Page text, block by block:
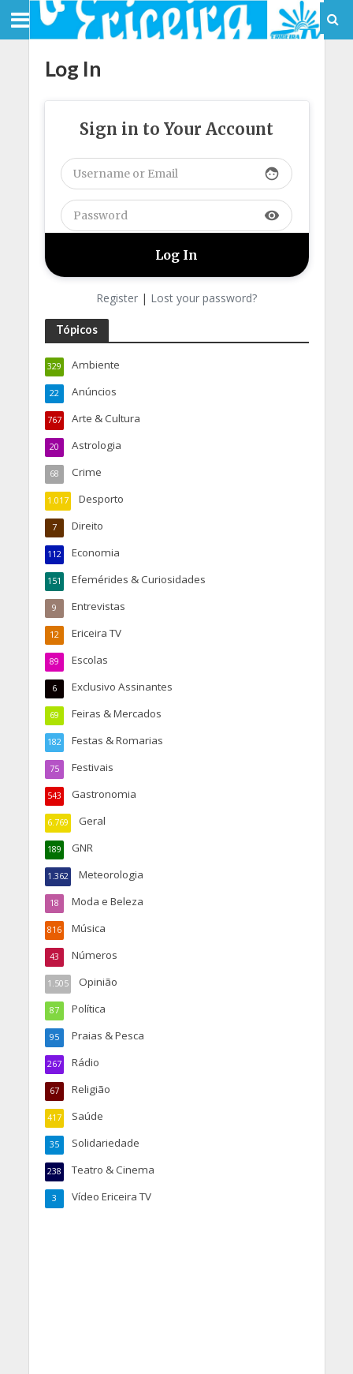
Log In
Sign in to Your Account
face
visibility
Register | Lost your password?
Tópicos
Ambiente
329
Anúncios
22
Arte & Cultura
767
Astrologia
20
Crime
68
Desporto
1.017
Direito
7
Economia
112
Efemérides & Curiosidades
151
Entrevistas
9
Ericeira TV
12
Escolas
89
Exclusivo Assinantes
6
Feiras & Mercados
69
Festas & Romarias
182
Festivais
75
Gastronomia
543
Geral
6.769
GNR
189
Meteorologia
1.362
Moda e Beleza
18
Música
816
Números
43
Opinião
1.505
Política
87
Praias & Pesca
95
Rádio
267
Religião
67
Saúde
417
Solidariedade
35
Teatro & Cinema
238
Vídeo Ericeira TV
3